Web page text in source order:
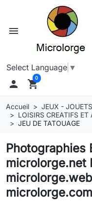
menu
Select Language ▼
 shopping_cart
0
Accueil
JEUX - JOUETS
LOISIRS CREATIFS
JEU DE TATOUAGE
Photographies
microlorge.net